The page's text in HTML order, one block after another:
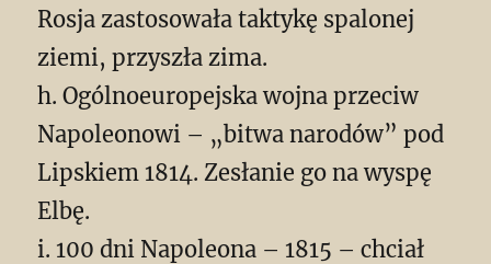
Rosja zastosowała taktykę spalonej
ziemi, przyszła zima.
h. Ogólnoeuropejska wojna przeciw
Napoleonowi – „bitwa narodów” pod
Lipskiem 1814. Zesłanie go na wyspę
Elbę.
i. 100 dni Napoleona – 1815 – chciał